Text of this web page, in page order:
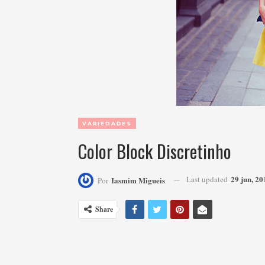
VARIEDADES
Color Block Discretinho
Por Iasmim Migueis Last updated 29 jun,
Share